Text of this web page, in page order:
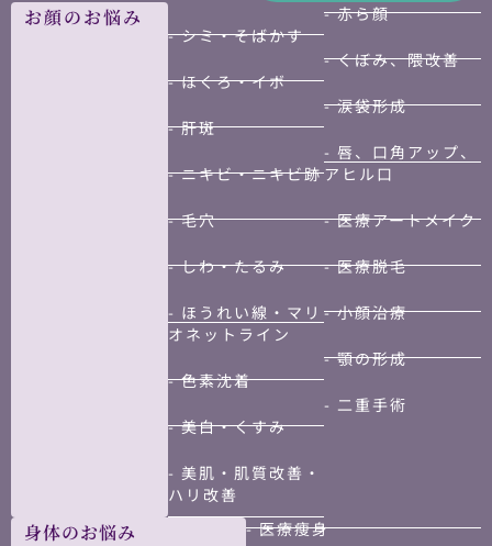
お顔のお悩み
- シミ・そばかす
- ほくろ・イボ
- 肝斑
- ニキビ・ニキビ跡
- 毛穴
- しわ・たるみ
- ほうれい線・マリ
オネットライン
- 色素沈着
- 美白・くすみ
- 美肌・肌質改善・
ハリ改善
- 赤ら顔
- くぼみ、隈改善
- 涙袋形成
- 唇、口角アップ、
アヒル口
- 医療アートメイク
- 医療脱毛
- 小顔治療
- 顎の形成
- 二重手術
身体のお悩み - 医療痩身